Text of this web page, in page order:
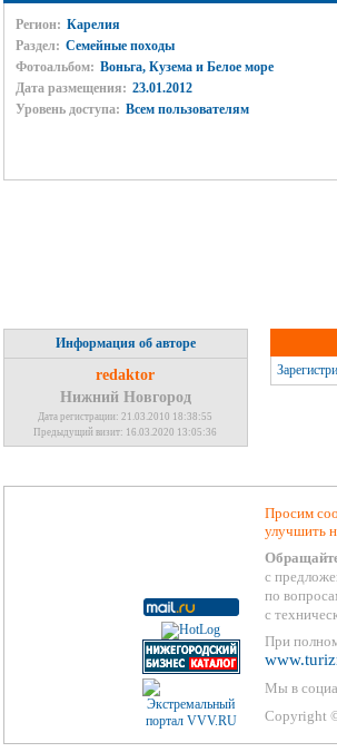
Регион: Карелия
Раздел: Семейные походы
Фотоальбом: Воньга, Кузема и Белое море
Дата размещения: 23.01.2012
Уровень доступа: Всем пользователям
Информация об авторе
redaktor
Нижний Новгород
Дата регистрации: 21.03.2010 18:38:55
Предыдущий визит: 16.03.2020 13:05:36
Просим
улучшить
с
по
с
При
Мы в
Copyright